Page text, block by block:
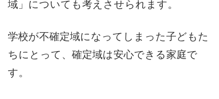
域」についても考えさせられます。
学校が不確定域になってしまった子どもた
ちにとって、確定域は安心できる家庭で
す。